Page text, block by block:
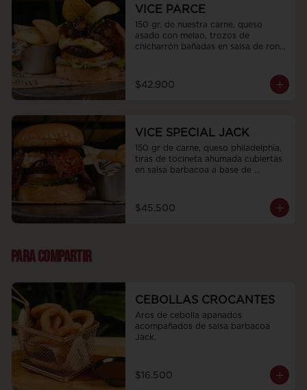
VICE PARCE
150 gr. de nuestra carne, queso
asado con melao, trozos de
chicharrón bañadas en salsa de ron
cebollín y chips de plátano.
$42.900
VICE SPECIAL JACK
150 gr de carne, queso philadelphia,
tiras de tocineta ahumada cubiertas
en salsa barbacoa a base de
fresca.
$45.500
PARA COMPARTIR
CEBOLLAS CROCANTES
Aros de cebolla apanados
acompañados de salsa barbacoa
Jack.
$16.500